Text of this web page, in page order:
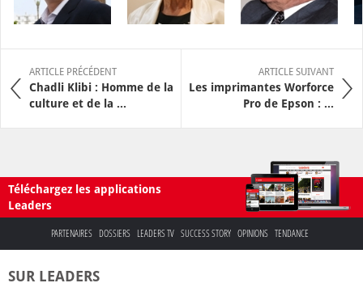
ARTICLE PRÉCÉDENT
Chadli Klibi : Homme de la
culture et de la ...
ARTICLE SUIVANT
Les imprimantes Worforce
Pro de Epson : ...
Téléchargez les applications
Leaders
PARTENAIRES DOSSIERS LEADERS TV SUCCESS STORY OPINIONS TENDANCE
SUR LEADERS